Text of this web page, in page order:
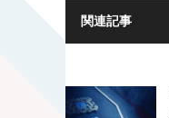
関連記事